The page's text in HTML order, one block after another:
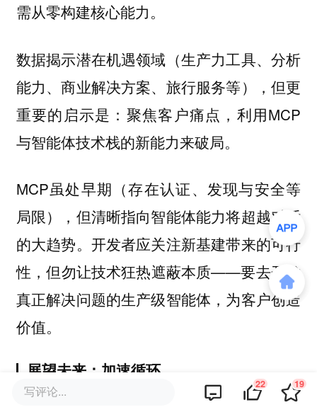
需从零构建核心能力。
数据揭示潜在机遇领域（生产力工具、分析
能力、商业解决方案、旅行服务等），但更
重要的启示是：聚焦客户痛点，利用MCP
与智能体技术栈的新能力来破局。
MCP虽处早期（存在认证、发现与安全等
局限），但清晰指向智能体能力将超越对话
的大趋势。开发者应关注新基建带来的可行
性，但勿让技术狂热遮蔽本质——要去开发
真正解决问题的生产级智能体，为客户创造
价值。
展望未来：加速循环
写评论... 22 19